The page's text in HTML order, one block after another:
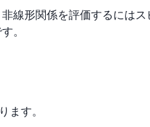
線形関係を評価するには
。
す。